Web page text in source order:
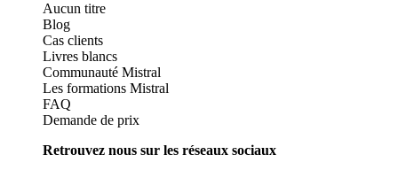
Aucun titre
Blog
Cas clients
Livres blancs
Communauté Mistral
Les formations Mistral
FAQ
Demande de prix
Retrouvez nous sur les réseaux sociaux